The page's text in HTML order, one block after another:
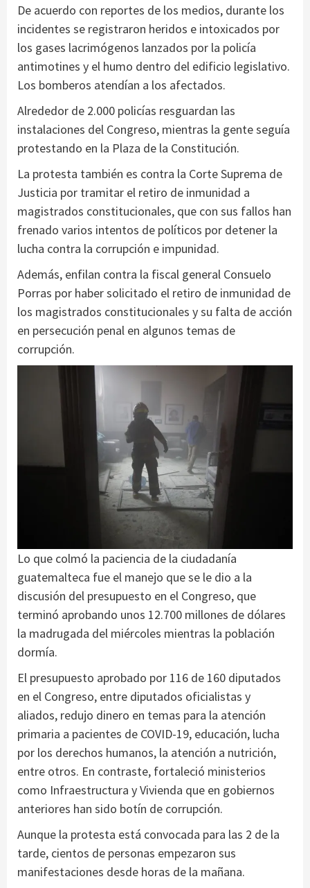
De acuerdo con reportes de los medios, durante los
incidentes se registraron heridos e intoxicados por
los gases lacrimógenos lanzados por la policía
antimotines y el humo dentro del edificio legislativo.
Los bomberos atendían a los afectados.
Alrededor de 2.000 policías resguardan las
instalaciones del Congreso, mientras la gente seguía
protestando en la Plaza de la Constitución.
La protesta también es contra la Corte Suprema de
Justicia por tramitar el retiro de inmunidad a
magistrados constitucionales, que con sus fallos han
frenado varios intentos de políticos por detener la
lucha contra la corrupción e impunidad.
Además, enfilan contra la fiscal general Consuelo
Porras por haber solicitado el retiro de inmunidad de
los magistrados constitucionales y su falta de acción
en persecución penal en algunos temas de
corrupción.
Lo que colmó la paciencia de la ciudadanía
guatemalteca fue el manejo que se le dio a la
discusión del presupuesto en el Congreso, que
terminó aprobando unos 12.700 millones de dólares
la madrugada del miércoles mientras la población
dormía.
El presupuesto aprobado por 116 de 160 diputados
en el Congreso, entre diputados oficialistas y
aliados, redujo dinero en temas para la atención
primaria a pacientes de COVID-19, educación, lucha
por los derechos humanos, la atención a nutrición,
entre otros. En contraste, fortaleció ministerios
como Infraestructura y Vivienda que en gobiernos
anteriores han sido botín de corrupción.
Aunque la protesta está convocada para las 2 de la
tarde, cientos de personas empezaron sus
manifestaciones desde horas de la mañana.